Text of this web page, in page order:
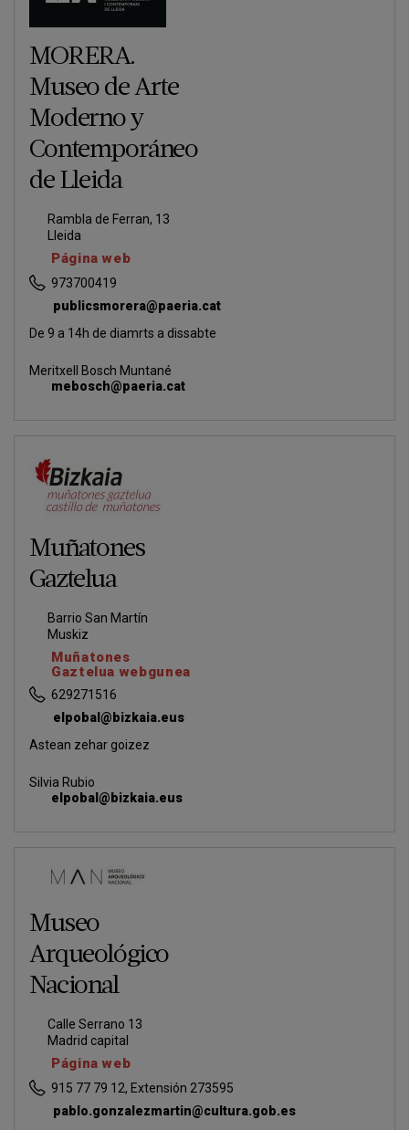
MORERA.
Museo de Arte
Moderno y
Contemporáneo
de Lleida
Rambla de Ferran, 13
Lleida
Página web
973700419
publicsmorera@paeria.cat
De 9 a 14h de diamrts a dissabte
Meritxell Bosch Muntané
mebosch@paeria.cat
Muñatones
Gaztelua
Barrio San Martín
Muskiz
Muñatones
Gaztelua webgunea
629271516
elpobal@bizkaia.eus
Astean zehar goizez
Silvia Rubio
elpobal@bizkaia.eus
Museo
Arqueológico
Nacional
Calle Serrano 13
Madrid capital
Página web
915 77 79 12, Extensión 273595
pablo.gonzalezmartin@cultura.gob.es